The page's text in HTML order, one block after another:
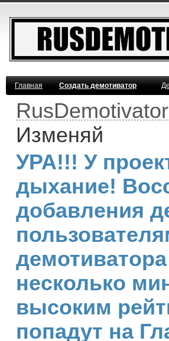
Главная Создать демотиватор
Изменяй
УРА!!! У
дыхание!
добавления
несколько
высоким
попадут на